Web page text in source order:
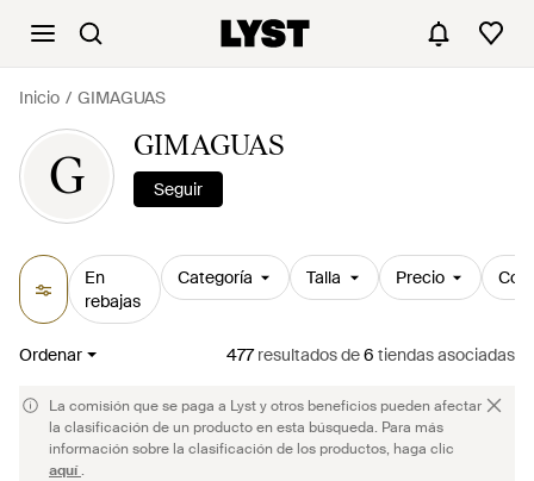
Inicio GIMAGUAS
G
GIMAGUAS
Seguir
En
rebajas
Categoría Talla Precio
Ordenar 477resultadosde6 tiendas asociadas
La comisión que se paga a Lyst y otros beneficios pueden afectar
la clasificación de un producto en esta búsqueda. Para más
información sobre la clasificación de los productos, haga clic
aquí.